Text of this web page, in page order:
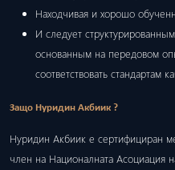
Находчивая и хорошо
И следует
основанным на передовом
соответствовать стандартам
Защо Нуридин Акбиик ?
Нуридин Акбиик е сертифициран
член на Националната Асоциация